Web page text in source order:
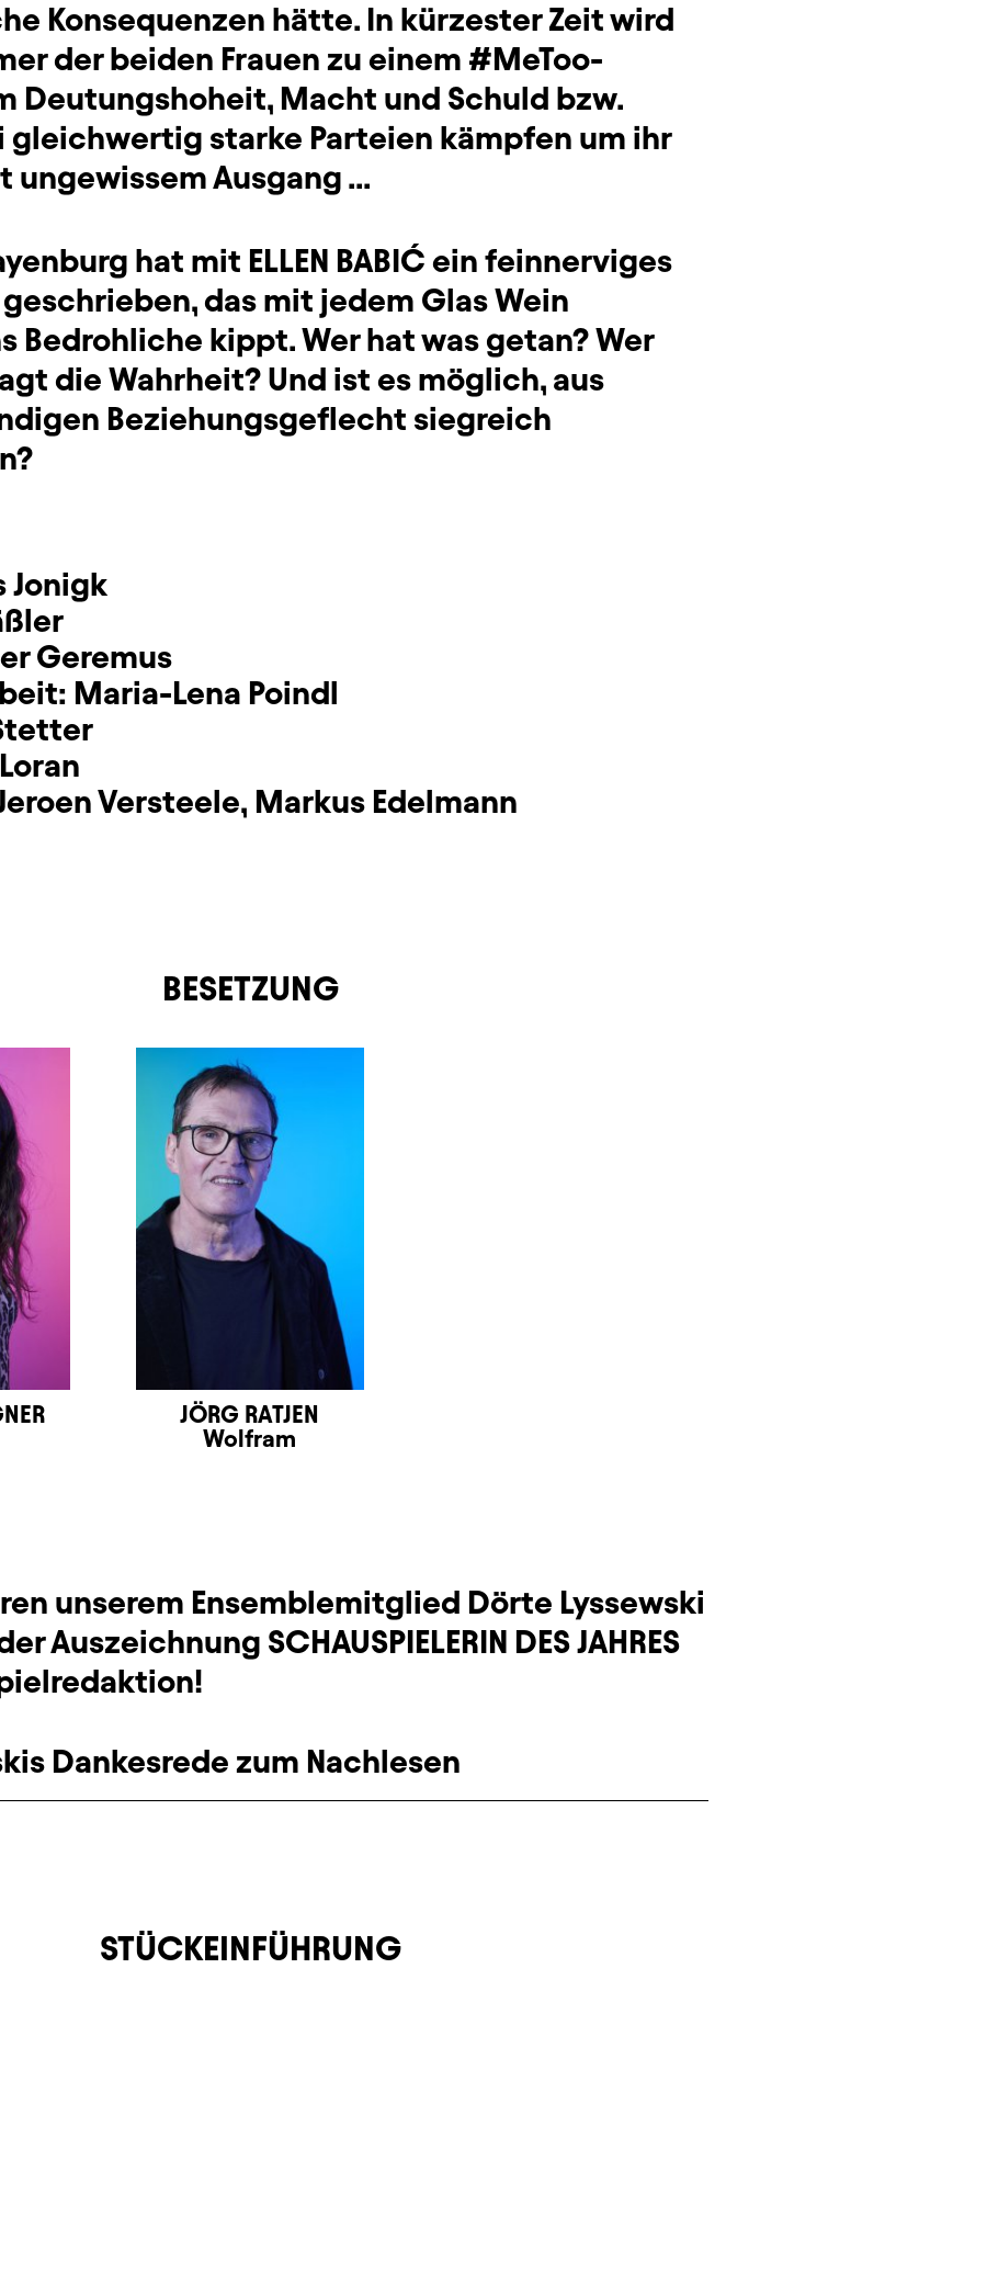
Konsequenzen hätte. In kürzester Zeit wird
der beiden Frauen zu einem #MeToo-
Deutungshoheit, Macht und Schuld bzw.
gleichwertig starke Parteien kämpfen um ihr
ungewissem Ausgang ...
hat mit ELLEN BABIĆ ein feinnerviges
das mit jedem Glas Wein
Bedrohliche kippt. Wer hat was getan? Wer
die Wahrheit? Und ist es möglich, aus
Beziehungsgeflecht siegreich
Jonigk
Geremus
Maria-Lena Poindl
Versteele, Markus Edelmann
BESETZUNG
JÖRG RATJEN
Wolfram
unserem Ensemblemitglied Dörte Lyssewski
Auszeichnung SCHAUSPIELERIN DES JAHRES
Dankesrede zum Nachlesen
STÜCKEINFÜHRUNG